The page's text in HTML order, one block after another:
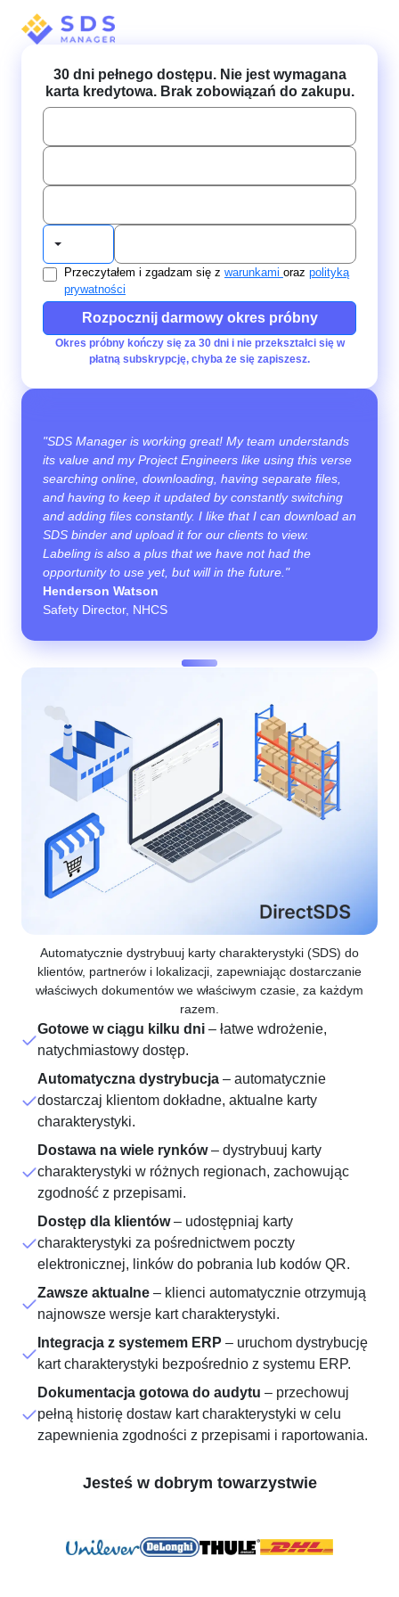
30 dni pełnego dostępu. Nie jest wymagana
karta kredytowa. Brak zobowiązań do zakupu.
Przeczytałem i zgadzam się z warunkami oraz polityką
prywatności
Rozpocznij darmowy okres próbny
Okres próbny kończy się za 30 dni i nie przekształci się w
płatną subskrypcję, chyba że się zapiszesz.
"SDS Manager is working great! My team understands
its value and my Project Engineers like using this verse
searching online, downloading, having separate files,
and having to keep it updated by constantly switching
and adding files constantly. I like that I can download an
SDS binder and upload it for our clients to view.
Labeling is also a plus that we have not had the
opportunity to use yet, but will in the future."
Henderson Watson
Safety Director, NHCS
Automatycznie dystrybuuj karty charakterystyki (SDS) do
klientów, partnerów i lokalizacji, zapewniając dostarczanie
właściwych dokumentów we właściwym czasie, za każdym
razem.
Gotowe w ciągu kilku dni – łatwe wdrożenie,
natychmiastowy dostęp.
Automatyczna dystrybucja – automatycznie
dostarczaj klientom dokładne, aktualne karty
charakterystyki.
Dostawa na wiele rynków– dystrybuuj karty
charakterystyki w różnych regionach, zachowując
zgodność z przepisami.
Dostęp dla klientów– udostępniaj karty
charakterystyki za pośrednictwem poczty
elektronicznej, linków do pobrania lub kodów QR.
Zawsze aktualne – klienci automatycznie otrzymują
najnowsze wersje kart charakterystyki.
Integracja z systemem ERP – uruchom dystrybucję
kart charakterystyki bezpośrednio z systemu ERP.
Dokumentacja gotowa do audytu – przechowuj
pełną historię dostaw kart charakterystyki w celu
zapewnienia zgodności z przepisami i raportowania.
Jesteś w dobrym towarzystwie